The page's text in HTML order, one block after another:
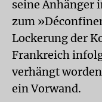
seine Anhänger
zum
Lockerung der
Frankreich
verhängt
ein Vorwand.